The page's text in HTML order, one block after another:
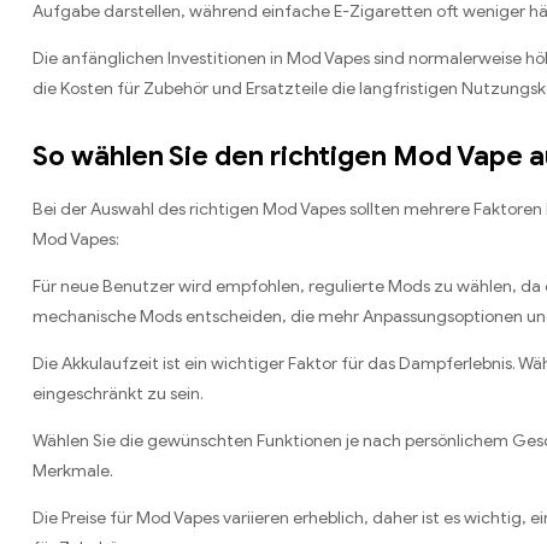
Aufgabe darstellen, während einfache E-Zigaretten oft weniger
Die anfänglichen Investitionen in Mod Vapes sind normalerweise
die Kosten für Zubehör und Ersatzteile die langfristigen
So wählen Sie den richtigen Mod Vape
Bei der Auswahl des richtigen Mod Vapes sollten mehrere
Mod Vapes:
Für neue Benutzer wird empfohlen, regulierte Mods zu wählen,
mechanische Mods entscheiden, die mehr Anpassungsoptionen
Die Akkulaufzeit ist ein wichtiger Faktor für das Dampferlebnis.
eingeschränkt zu sein.
Wählen Sie die gewünschten Funktionen je nach persönlichem
Merkmale.
Die Preise für Mod Vapes variieren erheblich, daher ist es